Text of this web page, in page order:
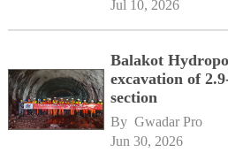
Jul 10, 2026
Balakot
excavation of
section
By Gwadar Pro
Jun 30, 2026